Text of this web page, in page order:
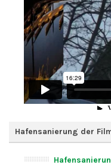
Hafensanierung der